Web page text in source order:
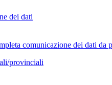
dei dati
comunicazione dei dati
provinciali